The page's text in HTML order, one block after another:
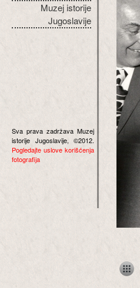
Muzej istorije
Jugoslavije
Sva prava zadržava Muzej
istorije Jugoslavije, ©2012.
Pogledajte uslove korišćenja
fotografija